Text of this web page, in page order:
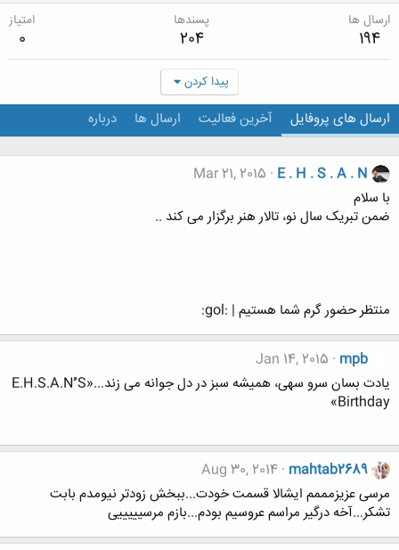
ارسال ها
194
پسندها
204
امتیاز
0
پیدا کردن
ارسال های پروفایل آخرین فعالیت ارسال ها درباره
E . H . S . A . N
Mar 21, 2015
با سلام
ضمن تبریک سال نو، تالار هنر برگزار می کند ..
منتظر حضور گرم شما هستیم | :gol:
mpb
Jan 14, 2015
یادت بسان سرو سهی، همیشه سبز در دل جوانه می زند...«E.H.S.A.Nُُُ S
Birthday»
mahtab2689
Aug 30, 2014
مرسی عزیزمممم ایشالا قسمت خودت...ببخش زودتر نیومدم بابت
تشکر...آخه درگیر مراسم عروسیم بودم...بازم مرسیییییی